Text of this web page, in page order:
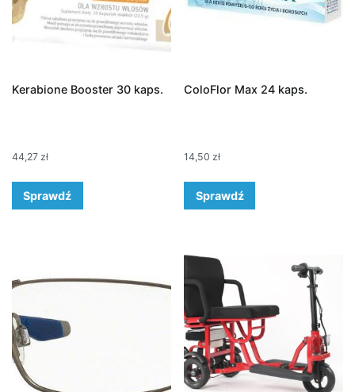
Kerabione Booster 30 kaps.
44,27 zł
Sprawdź
ColoFlor Max 24 kaps.
14,50 zł
Sprawdź